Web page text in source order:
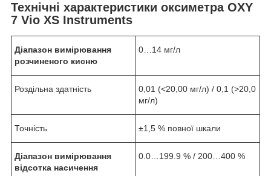
Технічні характеристики оксиметра OXY
7 Vio XS Instruments
Діапазон вимірювання
розчиненого кисню
0…14 мг/л
Роздільна здатність
0,01 (<20,00 мг/л) / 0,1 (>20,0
мг/л)
Точність ±1,5 % повної шкали
Діапазон вимірювання
відсотка насичення
0.0…199.9 % / 200…400 %